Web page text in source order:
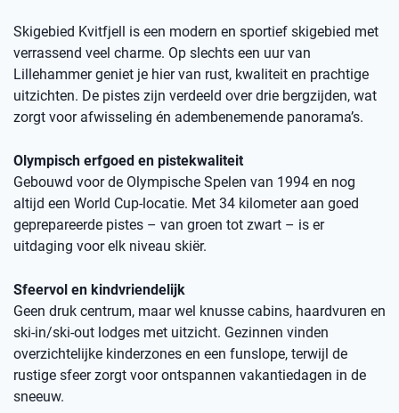
Skigebied Kvitfjell is een modern en sportief skigebied met
verrassend veel charme. Op slechts een uur van
Lillehammer geniet je hier van rust, kwaliteit en prachtige
uitzichten. De pistes zijn verdeeld over drie bergzijden, wat
zorgt voor afwisseling én adembenemende panorama’s.
Olympisch erfgoed en pistekwaliteit
Gebouwd voor de Olympische Spelen van 1994 en nog
altijd een World Cup-locatie. Met 34 kilometer aan goed
geprepareerde pistes – van groen tot zwart – is er
uitdaging voor elk niveau skiër.
Sfeervol en kindvriendelijk
Geen druk centrum, maar wel knusse cabins, haardvuren en
ski-in/ski-out lodges met uitzicht. Gezinnen vinden
overzichtelijke kinderzones en een funslope, terwijl de
rustige sfeer zorgt voor ontspannen vakantiedagen in de
sneeuw.